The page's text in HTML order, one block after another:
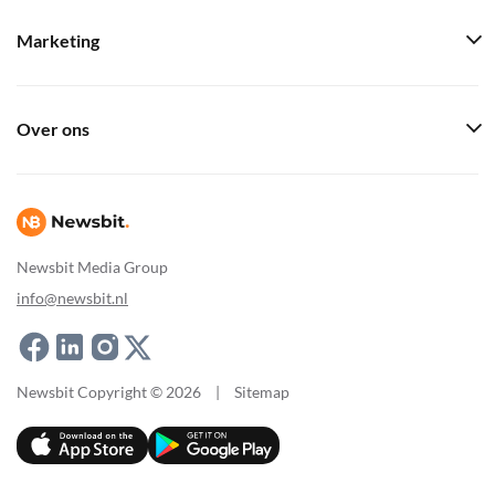
Newsbit Media Group
info@newsbit.nl
Marketing
Over ons
Newsbit Copyright © 2026 | Sitemap